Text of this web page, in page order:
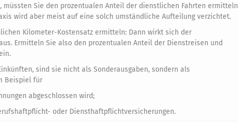
Sie den prozentualen Anteil der dienstlichen Fahrten ermitteln
wird aber meist auf eine solch umständliche Aufteilung verzichtet.
Kilometer-Kostensatz ermitteln: Dann wirkt sich der
Ermitteln Sie also den prozentualen Anteil der Dienstreisen und
sind sie nicht als Sonderausgaben, sondern als
Beispiel für
abgeschlossen wird;
oder Diensthaftpflichtversicherungen.